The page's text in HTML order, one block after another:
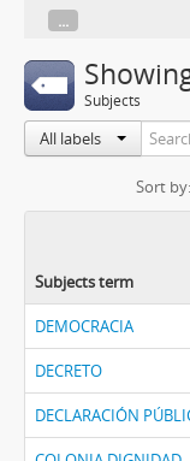
...
Subjects
All labels
Sort by:
Subjects term
DEMOCRACIA
DECRETO
DECLARACIÓN